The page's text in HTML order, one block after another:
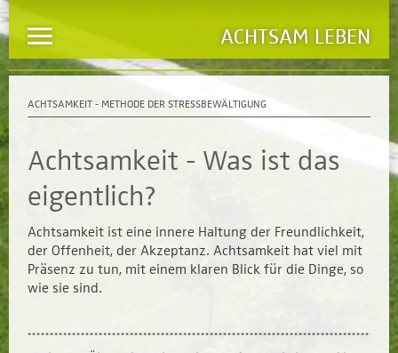
ACHTSAM LEBEN
ACHTSAMKEIT - METHODE DER STRESSBEWÄLTIGUNG
Achtsamkeit - Was ist das
eigentlich?
Achtsamkeit ist eine innere Haltung der Freundlichkeit,
der Offenheit, der Akzeptanz. Achtsamkeit hat viel mit
Präsenz zu tun, mit einem klaren Blick für die Dinge, so
wie sie sind.